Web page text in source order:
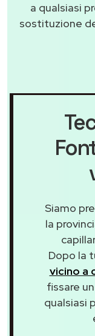
a qualsiasi
sostituzione
Siamo
la
Dopo la
vicino a
fissare
qualsiasi